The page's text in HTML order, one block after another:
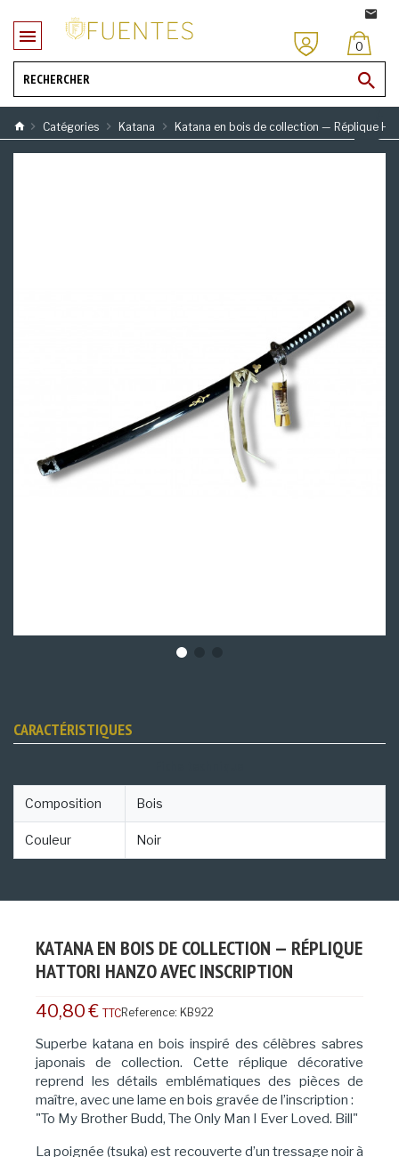
0
Catégories Katana Katana en bois de collection — Réplique
CARACTÉRISTIQUES
Composition Bois
Couleur Noir
KATANA EN BOIS DE COLLECTION — RÉPLIQUE
HATTORI HANZO AVEC INSCRIPTION
40,80 € TTCReference: KB922
Superbe katana en bois inspiré des célèbres sabres
japonais de collection. Cette réplique décorative
reprend les détails emblématiques des pièces de
maître, avec une lame en bois gravée de l’inscription :
"To My Brother Budd, The Only Man I Ever Loved. Bill"
La poignée (tsuka) est recouverte d’un tressage noir à